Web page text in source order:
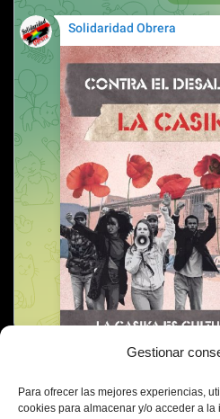
Gestionar
Para ofrecer las mejores experiencias,
cookies para almacenar y/o acceder a la